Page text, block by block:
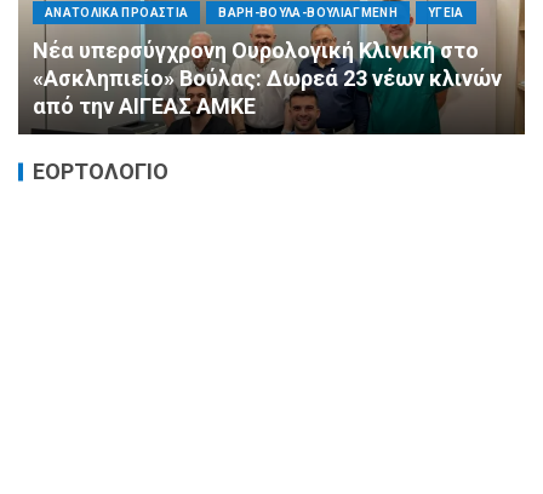
ΠΟΛΙΤΙΚΗ ΤΡΟΠΟΣ ΖΩΗΣ ΥΓΕΙΑ
«Ημέρα Καρδιάς»: Μια πρωτοποριακή δράση
πρόληψης από τη ΔΗΜ.ΤΟ. Νέας
Φιλαδέλφειας – Νέας Χαλκηδόνας
ΕΟΡΤΟΛΟΓΙΟ